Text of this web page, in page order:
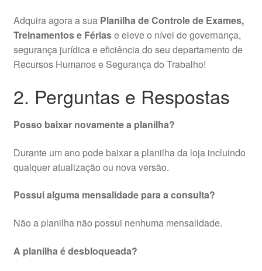
Adquira agora a sua Planilha de Controle de Exames,
Treinamentos e Fériase eleve o nível de governança,
segurança jurídica e eficiência do seu departamento de
Recursos Humanos e Segurança do Trabalho!
2. Perguntas e Respostas
Posso baixar novamente a planilha?
Durante um ano pode baixar a planilha da loja incluindo
qualquer atualização ou nova versão.
Possui alguma mensalidade para a consulta?
Não a planilha não possui nenhuma mensalidade.
A planilha é desbloqueada?